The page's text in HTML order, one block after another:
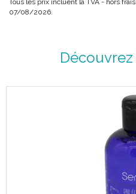
Tous les prix incluent la TVA - hors
07/08/2026.